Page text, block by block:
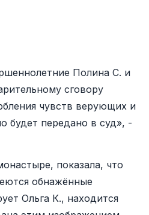
Полина С. и
сговору
чувств верующих и
будет передано в суд», -
показала, что
обнажённые
Ольга К., находится